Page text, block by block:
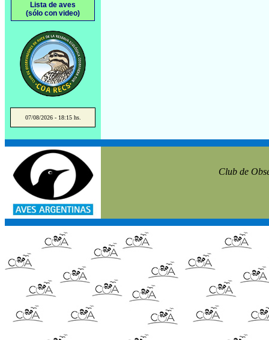
Lista de aves
(sólo con video)
07/08/2026 - 18:15 hs.
Club de